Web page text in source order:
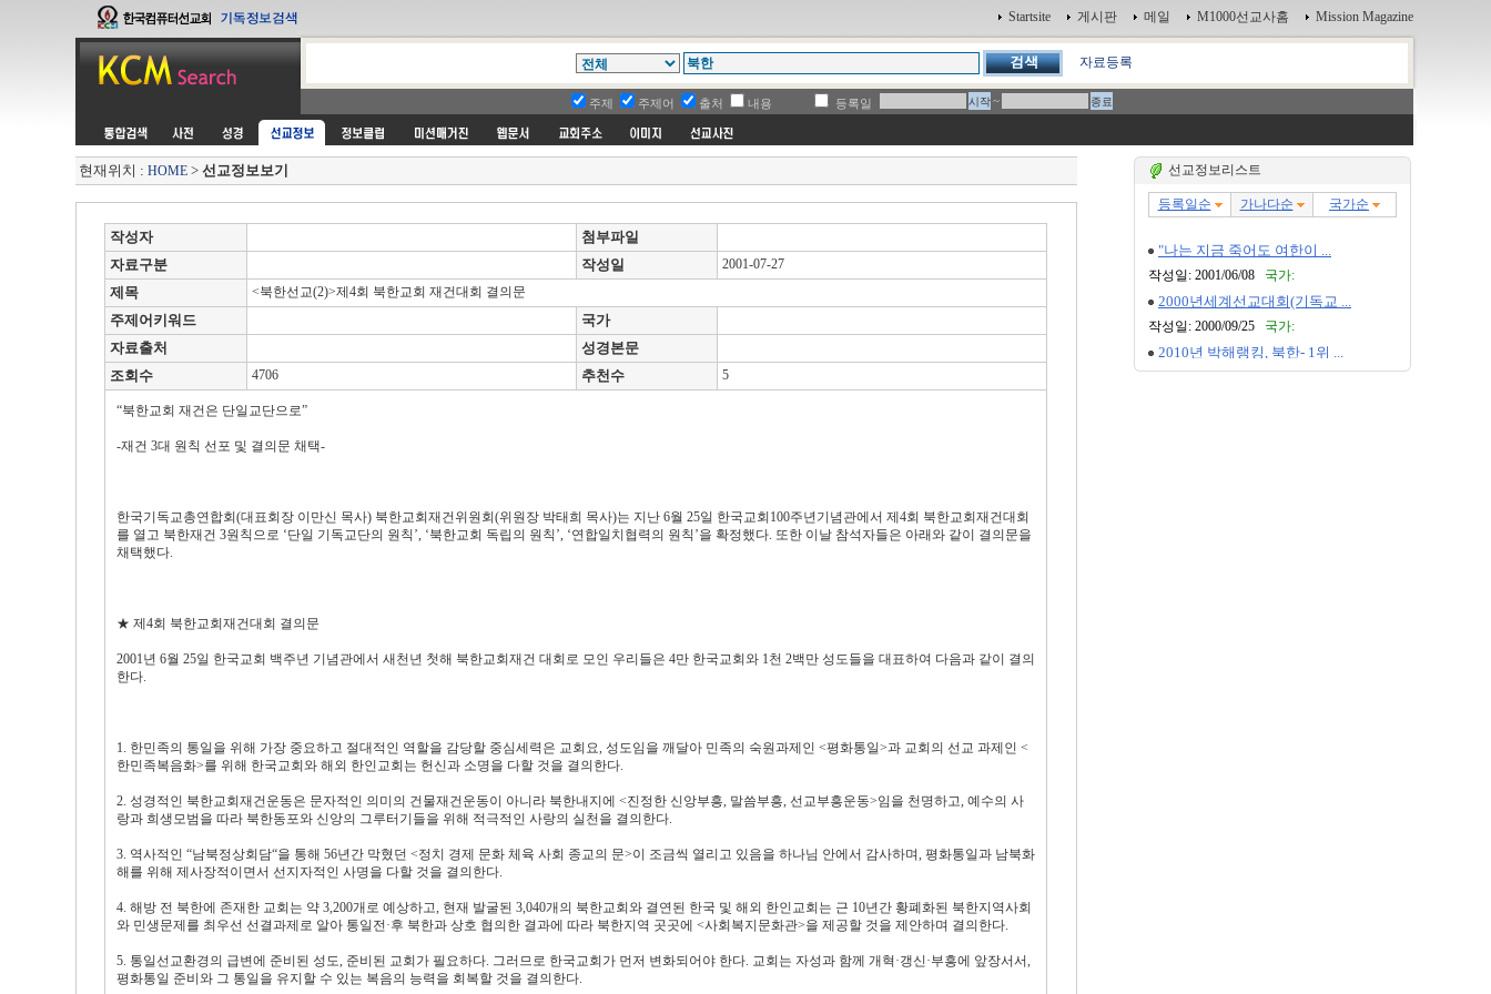
Startsite 게시판 메일 M1000선교사홈 Mission Magazine
자료등록
주제 주제어 출처 내용 등록일 ~
현재위치 : HOME> 선교정보보기
작성자
첨부파일
자료구분
작성일 2001-07-27
제목 <북한선교(2)>제4회 북한교회 재건대회 결의문
주제어키워드
국가
자료출처
성경본문
조회수
4706 추천수 5
“북한교회 재건은 단일교단으로”
-재건 3대 원칙 선포 및 결의문 채택-
한국기독교총연합회(대표회장 이만신 목사) 북한교회재건위원회(위원장 박태희 목사)는 지난 6월 25일 한국교회100주년기념관에서 제4회 북한교회재건대회
를 열고 북한재건 3원칙으로 ‘단일 기독교단의 원칙’, ‘북한교회 독립의 원칙’, ‘연합일치협력의 원칙’을 확정했다. 또한 이날 참석자들은 아래와 같이 결의문을
채택했다.
★ 제4회 북한교회재건대회 결의문
2001년 6월 25일 한국교회 백주년 기념관에서 새천년 첫해 북한교회재건 대회로 모인 우리들은 4만 한국교회와 1천 2백만 성도들을 대표하여 다음과 같이 결의
한다.
1. 한민족의 통일을 위해 가장 중요하고 절대적인 역할을 감당할 중심세력은 교회요, 성도임을 깨달아 민족의 숙원과제인 <평화통일>과 교회의 선교 과제인 <
한민족복음화>를 위해 한국교회와 해외 한인교회는 헌신과 소명을 다할 것을 결의한다.
2. 성경적인 북한교회재건운동은 문자적인 의미의 건물재건운동이 아니라 북한내지에 <진정한 신앙부흥, 말씀부흥, 선교부흥운동>임을 천명하고, 예수의 사
랑과 희생모범을 따라 북한동포와 신앙의 그루터기들을 위해 적극적인 사랑의 실천을 결의한다.
3. 역사적인 “남북정상회담“을 통해 56년간 막혔던 <정치 경제 문화 체육 사회 종교의 문>이 조금씩 열리고 있음을 하나님 안에서 감사하며, 평화통일과 남북화
해를 위해 제사장적이면서 선지자적인 사명을 다할 것을 결의한다.
4. 해방 전 북한에 존재한 교회는 약 3,200개로 예상하고, 현재 발굴된 3,040개의 북한교회와 결연된 한국 및 해외 한인교회는 근 10년간 황폐화된 북한지역사회
와 민생문제를 최우선 선결과제로 알아 통일전·후 북한과 상호 협의한 결과에 따라 북한지역 곳곳에 <사회복지문화관>을 제공할 것을 제안하며 결의한다.
5. 통일선교환경의 급변에 준비된 성도, 준비된 교회가 필요하다. 그러므로 한국교회가 먼저 변화되어야 한다. 교회는 자성과 함께 개혁·갱신·부흥에 앞장서서,
평화통일 준비와 그 통일을 유지할 수 있는 복음의 능력을 회복할 것을 결의한다.
선교정보리스트